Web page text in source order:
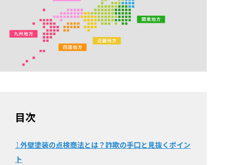
目次
1.外壁塗装の点検商法とは？詐欺の手口と見抜くポイン
ト